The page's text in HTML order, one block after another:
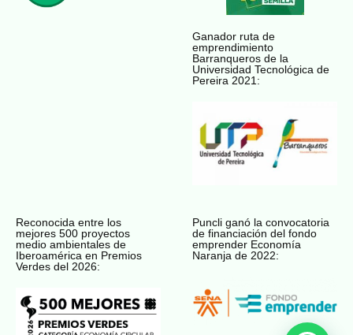
Ganador ruta de
emprendimiento
Barranqueros de la
Universidad Tecnológica de
Pereira 2021:
Reconocida entre los
mejores 500 proyectos
medio ambientales de
Iberoamérica en Premios
Verdes del 2026:
Puncli ganó la convocatoria
de financiación del fondo
emprender Economía
Naranja de 2022: